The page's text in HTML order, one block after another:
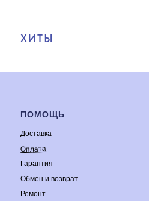
ХИТЫ
ПОМОЩЬ
Доставка
Оплата
Гарантия
Обмен и возврат
Ремонт